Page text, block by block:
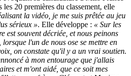
20 premières du classement, elle
la vidéo, je me suis prêtée au jeu
sérieux ». Elle développe : « Sur les
est souvent décriée, et nous peinons
l'un de nous ose se mettre en
on constate qu'il y a un vrai soutien.
à mon entourage que j'allais
et m'ont aidé, que ce soit mes